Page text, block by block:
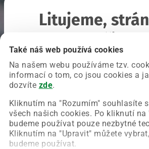
Také náš web používá cookies
Na našem webu používáme tzv.
informací o tom, co jsou cookies a
dozvíte zde.
Kliknutím na "Rozumím" souhlasíte
všech našich cookies. Po kliknutí na
budeme používat pouze nezbytné
Kliknutím na "Upravit" můžete
budeme používat.
Litujeme,
Chyba nastala na naší straně a
Zkuste prosím znovu načíst
Obnovit stránku